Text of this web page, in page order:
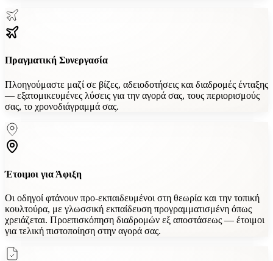
Πραγματική Συνεργασία
Πλοηγούμαστε μαζί σε βίζες, αδειοδοτήσεις και διαδρομές ένταξης
— εξατομικευμένες λύσεις για την αγορά σας, τους περιορισμούς
σας, το χρονοδιάγραμμά σας.
Έτοιμοι για Άφιξη
Οι οδηγοί φτάνουν προ-εκπαιδευμένοι στη θεωρία και την τοπική
κουλτούρα, με γλωσσική εκπαίδευση προγραμματισμένη όπως
χρειάζεται. Προεπισκόπηση διαδρομών εξ αποστάσεως — έτοιμοι
για τελική πιστοποίηση στην αγορά σας.